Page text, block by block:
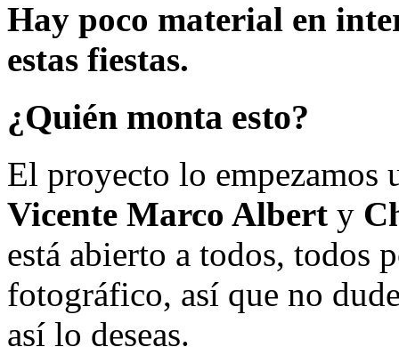
Hay poco material en
estas fiestas.
¿Quién monta esto?
El proyecto lo empezamos
Vicente Marco Albert y
está abierto a todos, todos
fotográfico, así que no
así lo deseas.